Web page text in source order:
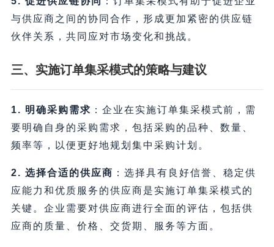
与供应商之间的协同合作，形成更加紧密的供应链
伙伴关系，共同应对市场变化和挑战。
三、实施订单集采模式的策略与建议
1. 明确采购需求 ：企业在实施订单集采模式前，需
要明确自身的采购需求，包括采购的品种、数量、
频率等，以便更好地规划集中采购计划。
2. 选择合适的供应商 ：选择具有良好信誉、稳定供
应能力和优质服务的供应商是实施订单集采模式的
关键。企业需要对供应商进行全面的评估，包括供
应商的质量、价格、交货期、服务等方面。